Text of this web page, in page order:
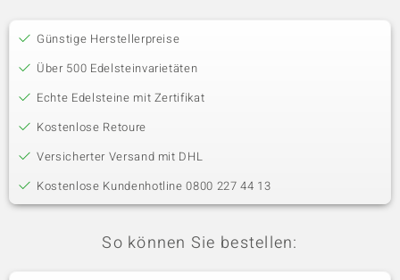
Günstige Herstellerpreise
Über 500 Edelsteinvarietäten
Echte Edelsteine mit Zertifikat
Kostenlose Retoure
Versicherter Versand mit DHL
Kostenlose Kundenhotline 0800 227 44 13
So können Sie bestellen: